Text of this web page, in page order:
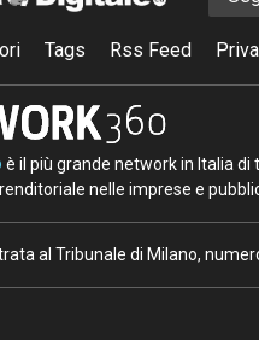
Tags Rss Feed
è il più grande network in Italia
nelle imprese e
al Tribunale di Milano,